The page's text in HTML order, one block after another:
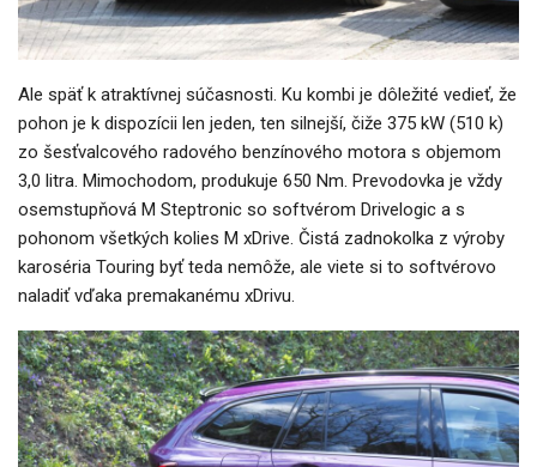
Ale späť k atraktívnej súčasnosti. Ku kombi je dôležité vedieť, že
pohon je k dispozícii len jeden, ten silnejší, čiže 375 kW (510 k)
zo šesťvalcového radového benzínového motora s objemom
3,0 litra. Mimochodom, produkuje 650 Nm. Prevodovka je vždy
osemstupňová M Steptronic so softvérom Drivelogic a s
pohonom všetkých kolies M xDrive. Čistá zadnokolka z výroby
karoséria Touring byť teda nemôže, ale viete si to softvérovo
naladiť vďaka premakanému xDrivu.